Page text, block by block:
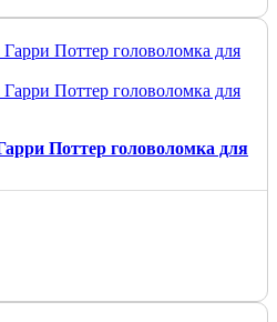
Поттер головоломка для